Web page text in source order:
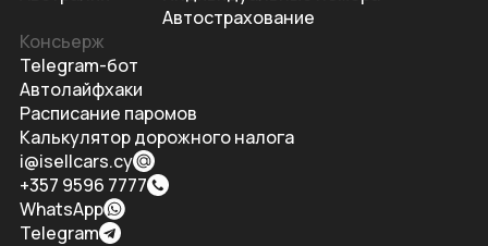
Автострахование
Консьерж
Telegram-бот
Автолайфхаки
Расписание паромов
Калькулятор дорожного налога
i@isellcars.cy
+357 9596 7777
WhatsApp
Telegram